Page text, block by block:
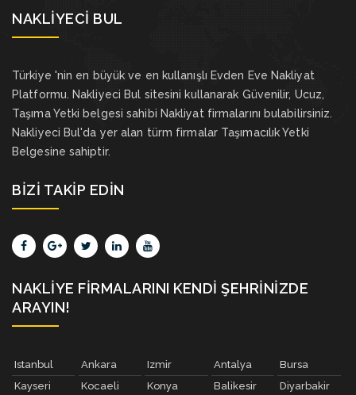
NAKLIYECI BUL
Türkiye 'nin en büyük ve en kullanışlı Evden Eve Nakliyat
Platformu. Nakliyeci Bul sitesini kullanarak Güvenilir, Ucuz,
Taşıma Yetki belgesi sahibi Nakliyat firmalarını bulabilirsiniz.
Nakliyeci Bul'da yer alan türm firmalar Taşımacılık Yetki
Belgesine sahiptir.
BIZI TAKIP EDIN
NAKLIYE FIRMALARINI KENDI ŞEHRINIZDE
ARAYIN!
Istanbul Ankara Izmir Antalya
Bursa
Kayseri
Kocaeli Konya Balikesir
Diyarbakir